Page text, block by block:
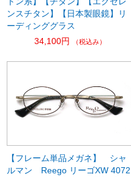
ンスチタン】【日本製眼鏡】リ
ーディンググラス
34,100円
（税込み）
【フレーム単品メガネ】 シャ
ルマン Reego リーゴXW 4072